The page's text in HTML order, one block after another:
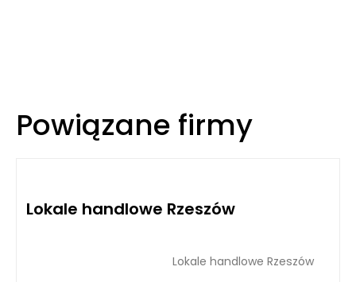
Powiązane firmy
Lokale handlowe Rzeszów
Lokale handlowe Rzeszów